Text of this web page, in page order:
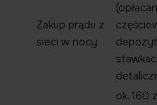
Zakup prądu z
sieci w nocy
ok. 160